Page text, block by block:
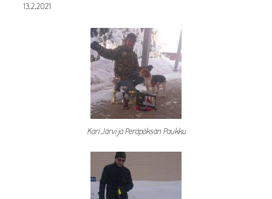
13.2.2021
Kari Järvi ja Peräpöksän Paukku